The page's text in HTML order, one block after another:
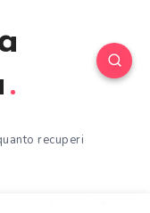
recuperi